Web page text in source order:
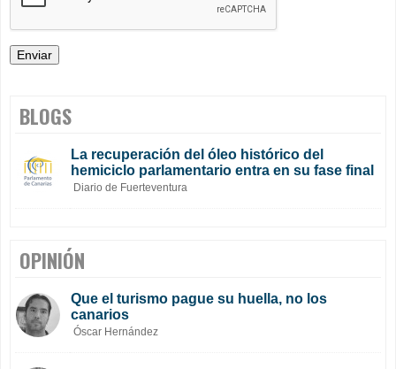
BLOGS
La recuperación del óleo histórico del
hemiciclo parlamentario entra en su fase final
Diario de Fuerteventura
OPINIÓN
Que el turismo pague su huella, no los
canarios
Óscar Hernández